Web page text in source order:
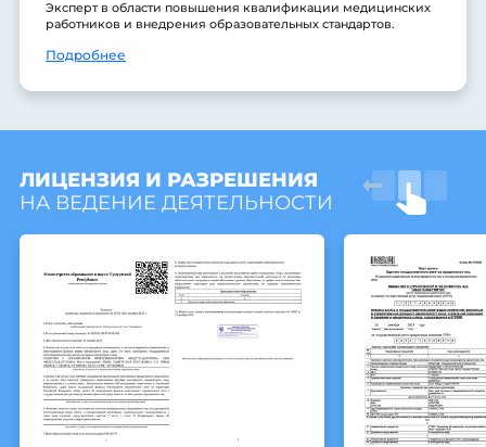
Эксперт в области повышения квалификации медицинских
работников и внедрения образовательных стандартов.
Подробнее
ЛИЦЕНЗИЯ И РАЗРЕШЕНИЯ
НА ВЕДЕНИЕ ДЕЯТЕЛЬНОСТИ